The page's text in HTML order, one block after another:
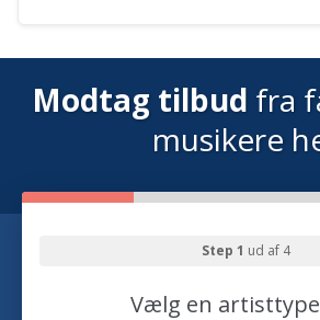
Modtag tilbud fra
musikere
Step 1 ud af 4
Vælg en